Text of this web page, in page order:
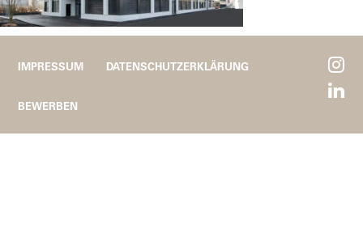
IMPRESSUM DATENSCHUTZERKLÄRUNG
BEWERBEN